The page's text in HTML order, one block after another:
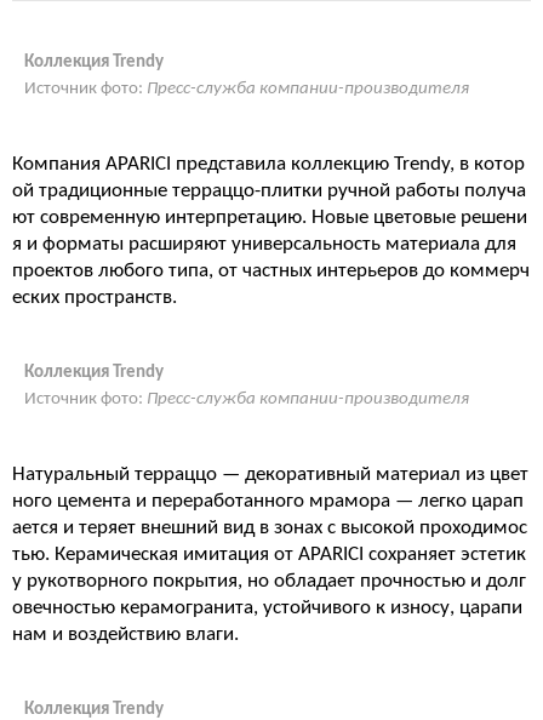
Коллекция Trendy
Источник фото: Пресс-служба компании-производителя
Компания APARICI представила коллекцию Trendy, в котор
ой традиционные терраццо-плитки ручной работы получа
ют современную интерпретацию. Новые цветовые решени
я и форматы расширяют универсальность материала для
проектов любого типа, от частных интерьеров до коммерч
еских пространств.
Коллекция Trendy
Источник фото: Пресс-служба компании-производителя
Натуральный терраццо — декоративный материал из цвет
ного цемента и переработанного мрамора — легко царап
ается и теряет внешний вид в зонах с высокой проходимос
тью. Керамическая имитация от APARICI сохраняет эстетик
у рукотворного покрытия, но обладает прочностью и долг
овечностью керамогранита, устойчивого к износу, царапи
нам и воздействию влаги.
Коллекция Trendy